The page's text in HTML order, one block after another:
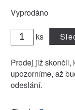
Vyprodáno
ks
Prodej již skončil,
upozorníme, až
odeslání.